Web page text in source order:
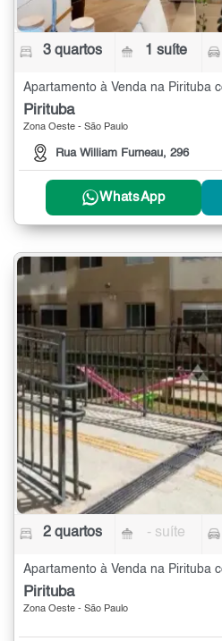
3 quartos 1 suíte
Apartamento à Venda na Pirituba
Pirituba
Zona Oeste - São Paulo
Rua William Furneau, 296
WhatsApp
2 quartos - suíte
Apartamento à Venda na Pirituba
Pirituba
Zona Oeste - São Paulo